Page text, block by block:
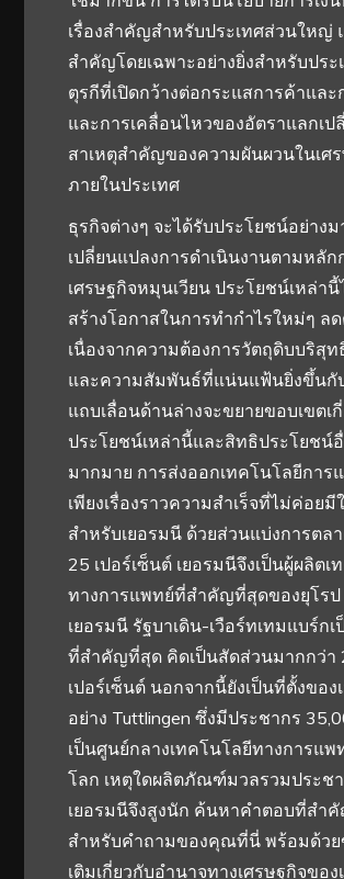
เรื่องสำคัญสำหรับประเทศส่วนใหญ่
สำคัญโดยเฉพาะอย่างยิ่งสำหรับประ
ตุรกีที่เปิดกว้างต่อกระแสการค้าและ
และการเคลื่อนไหวของอัตราแลกเป
สาเหตุสำคัญของความผันผวนในเศ
ภายในประเทศ
ธุรกิจต่างๆ จะได้รับประโยชน์อย่าง
เปลี่ยนแปลงการดำเนินงานตามหลัก
เศรษฐกิจหมุนเวียน ประโยชน์เหล่า
สร้างโอกาสในการทำกำไรใหม่ๆ ล
เนื่องจากความต้องการวัตถุดิบบริสุ
และความสัมพันธ์ที่แน่นแฟ้นยิ่งขึ้นกั
แถบเลื่อนด้านล่างจะขยายขอบเขตเ
ประโยชน์เหล่านี้และสิทธิประโยชน์
มากมาย การส่งออกเทคโนโลยีการ
เพียงเรื่องราวความสำเร็จที่ไม่ค่อยมี
สำหรับเยอรมนี ด้วยส่วนแบ่งการตล
25 เปอร์เซ็นต์ เยอรมนีจึงเป็นผู้ผลิตเ
ทางการแพทย์ที่สำคัญที่สุดของยุโรป
เยอรมนี รัฐบาเดิน-เวือร์ทเทมแบร์ก
ที่สำคัญที่สุด คิดเป็นสัดส่วนมากกว่า
เปอร์เซ็นต์ นอกจากนี้ยังเป็นที่ตั้งของ
อย่าง Tuttlingen ซึ่งมีประชากร
เป็นศูนย์กลางเทคโนโลยีทางการแพ
โลก เหตุใดผลิตภัณฑ์มวลรวมประช
เยอรมนีจึงสูงนัก ค้นหาคำตอบที่สำ
สำหรับคำถามของคุณที่นี่ พร้อมด้วย
เติมเกี่ยวกับอำนาจทางเศรษฐกิจของ